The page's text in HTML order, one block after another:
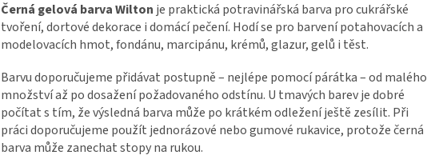
Černá gelová barva Wilton je praktická potravinářská barva pro cukrářské
tvoření, dortové dekorace i domácí pečení. Hodí se pro barvení potahovacích a
modelovacích hmot, fondánu, marcipánu, krémů, glazur, gelů i těst.
Barvu doporučujeme přidávat postupně – nejlépe pomocí párátka – od malého
množství až po dosažení požadovaného odstínu. U tmavých barev je dobré
počítat s tím, že výsledná barva může po krátkém odležení ještě zesílit. Při
práci doporučujeme použít jednorázové nebo gumové rukavice, protože černá
barva může zanechat stopy na rukou.